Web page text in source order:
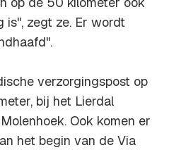
is", zegt ze. Er wordt
verzorgingspost op
bij het Lierdal
Ook komen er
het begin van de Via